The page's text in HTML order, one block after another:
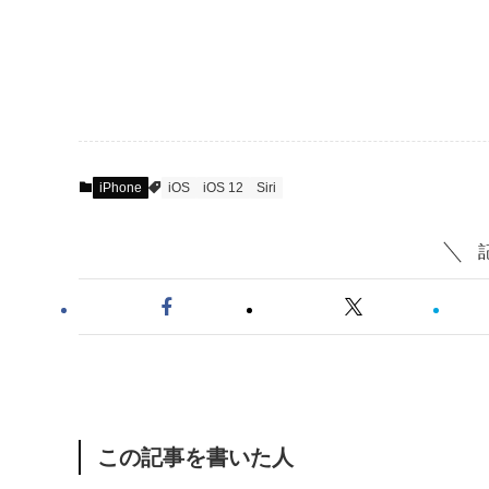
iPhone iOS iOS 12 Siri
この記事を書いた人